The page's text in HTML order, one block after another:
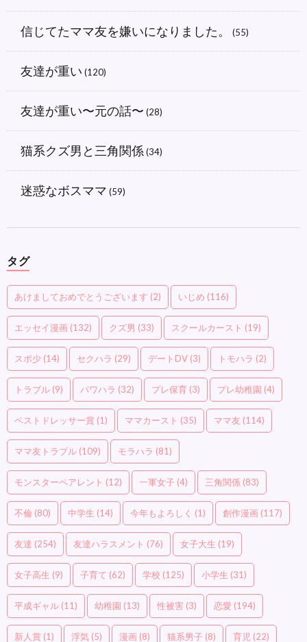
信じてたママ友を嫌いになりました。 (55)
友達が重い (120)
友達が重い〜元の話〜 (28)
猫系クズ男と三角関係 (34)
迷惑なボスママ (59)
タグ
あけましておめでとうございます (2) いじめ (116)
エッセイ漫画 (132) クズ男 (33) スクールカースト (19)
スポ少 (14) セクハラ (29) デートDV (3) トモハラ (2)
トラブル (9) パワハラ (32) プレ保育 (3) プレ幼稚園 (4)
ベストドレッサー賞 (1) ママカースト (35) ママ友 (114)
ママ友トラブル (109) モラハラ (81)
モンスターペアレント (12) 一軍女子 (4) 三角関係 (83)
不倫 (80) 中学生 (14) 今年もよろしく (1) 創作漫画 (117)
友達 (254) 友達ハラスメント (76) 女子大生 (19)
女子高生 (9) 子育て (62) 学校 (125) 小学生 (31)
平成ギャル (11) 幼稚園 (13) 性被害 (3) 恋愛 (194)
新人賞 (1) 浮気 (5) 漫画 (8) 猫系男子 (8) 育児 (22)